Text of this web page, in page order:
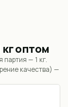
оптом
партия — 1 кг.
качества) —